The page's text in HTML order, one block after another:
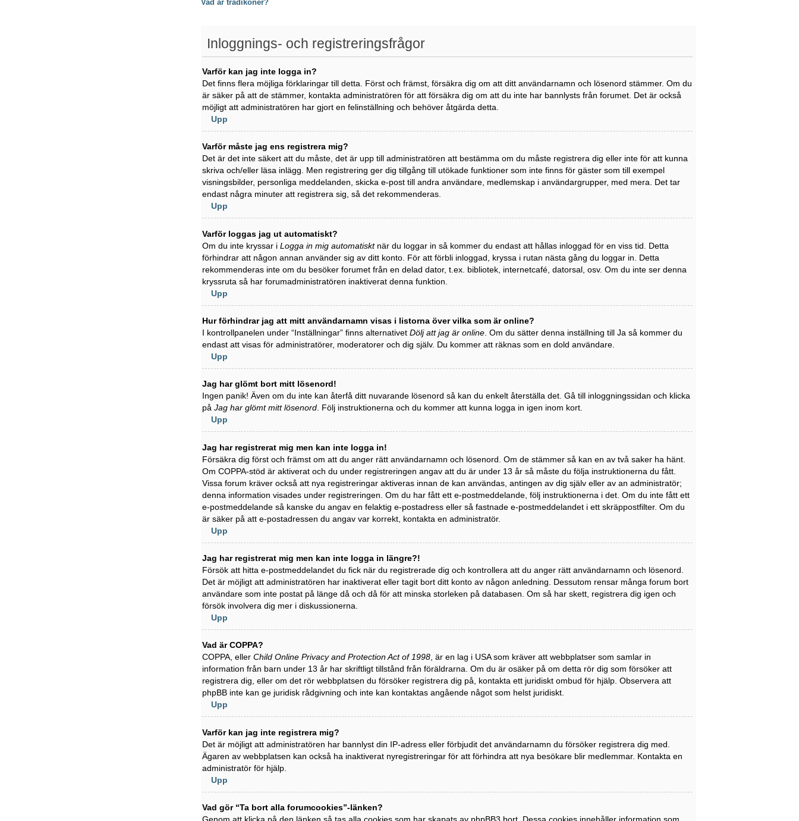
Vad är trådikoner?
Inloggnings- och registreringsfrågor
Varför kan jag inte logga in?
Det finns flera möjliga förklaringar till detta. Först och främst, försäkra dig om att ditt användarnamn och lösenord stämmer. Om du
är säker på att de stämmer, kontakta administratören för att försäkra dig om att du inte har bannlysts från forumet. Det är också
möjligt att administratören har gjort en felinställning och behöver åtgärda detta.
Upp
Varför måste jag ens registrera mig?
Det är det inte säkert att du måste, det är upp till administratören att bestämma om du måste registrera dig eller inte för att kunna
skriva och/eller läsa inlägg. Men registrering ger dig tillgång till utökade funktioner som inte finns för gäster som till exempel
visningsbilder, personliga meddelanden, skicka e-post till andra användare, medlemskap i användargrupper, med mera. Det tar
endast några minuter att registrera sig, så det rekommenderas.
Upp
Varför loggas jag ut automatiskt?
Om du inte kryssar i Logga in mig automatisktnär du loggar in så kommer du endast att hållas inloggad för en viss tid. Detta
förhindrar att någon annan använder sig av ditt konto. För att förbli inloggad, kryssa i rutan nästa gång du loggar in. Detta
rekommenderas inte om du besöker forumet från en delad dator, t.ex. bibliotek, internetcafé, datorsal, osv. Om du inte ser denna
kryssruta så har forumadministratören inaktiverat denna funktion.
Upp
Hur förhindrar jag att mitt användarnamn visas i listorna över vilka som är online?
I kontrollpanelen under “Inställningar” finns alternativet Dölj att jag är online . Om du sätter denna inställning till Ja så kommer du
endast att visas för administratörer, moderatorer och dig själv. Du kommer att räknas som en dold användare.
Upp
Jag har glömt bort mitt lösenord!
Ingen panik! Även om du inte kan återfå ditt nuvarande lösenord så kan du enkelt återställa det. Gå till inloggningssidan och klicka
på Jag har glömt mitt lösenord. Följ instruktionerna och du kommer att kunna logga in igen inom kort.
Upp
Jag har registrerat mig men kan inte logga in!
Försäkra dig först och främst om att du anger rätt användarnamn och lösenord. Om de stämmer så kan en av två saker ha hänt.
Om COPPA-stöd är aktiverat och du under registreringen angav att du är under 13 år så måste du följa instruktionerna du fått.
Vissa forum kräver också att nya registreringar aktiveras innan de kan användas, antingen av dig själv eller av an administratör;
denna information visades under registreringen. Om du har fått ett e-postmeddelande, följ instruktionerna i det. Om du inte fått ett
e-postmeddelande så kanske du angav en felaktig e-postadress eller så fastnade e-postmeddelandet i ett skräppostfilter. Om du
är säker på att e-postadressen du angav var korrekt, kontakta en administratör.
Upp
Jag har registrerat mig men kan inte logga in längre?!
Försök att hitta e-postmeddelandet du fick när du registrerade dig och kontrollera att du anger rätt användarnamn och lösenord.
Det är möjligt att administratören har inaktiverat eller tagit bort ditt konto av någon anledning. Dessutom rensar många forum bort
användare som inte postat på länge då och då för att minska storleken på databasen. Om så har skett, registrera dig igen och
försök involvera dig mer i diskussionerna.
Upp
Vad är COPPA?
COPPA, eller Child Online Privacy and Protection Act of 1998, är en lag i USA som kräver att webbplatser som samlar in
information från barn under 13 år har skriftligt tillstånd från föräldrarna. Om du är osäker på om detta rör dig som försöker att
registrera dig, eller om det rör webbplatsen du försöker registrera dig på, kontakta ett juridiskt ombud för hjälp. Observera att
phpBB inte kan ge juridisk rådgivning och inte kan kontaktas angående något som helst juridiskt.
Upp
Varför kan jag inte registrera mig?
Det är möjligt att administratören har bannlyst din IP-adress eller förbjudit det användarnamn du försöker registrera dig med.
Ägaren av webbplatsen kan också ha inaktiverat nyregistreringar för att förhindra att nya besökare blir medlemmar. Kontakta en
administratör för hjälp.
Upp
Vad gör “Ta bort alla forumcookies”-länken?